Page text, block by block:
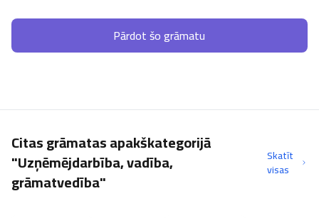
Pārdot šo grāmatu
Citas grāmatas apakškategorijā
"Uzņēmējdarbība, vadība,
grāmatvedība"
Skatīt
visas